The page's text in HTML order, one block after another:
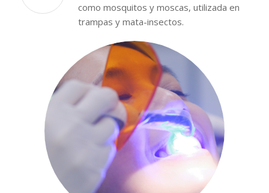
como mosquitos y moscas, utilizada en
trampas y mata-insectos.